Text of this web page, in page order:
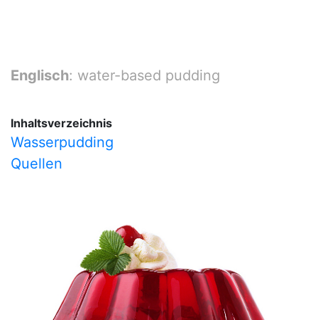
Englisch: water-based pudding
Inhaltsverzeichnis
Wasserpudding
Quellen